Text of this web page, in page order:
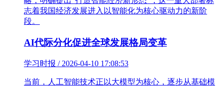
志着我国经济发展进入以智能化为核心驱动力的新阶
段。
AI代际分化促进全球发展格局变革
学习时报 / 2026-04-10 17:08:53
当前，人工智能技术正以大模型为核心，逐步从基础模